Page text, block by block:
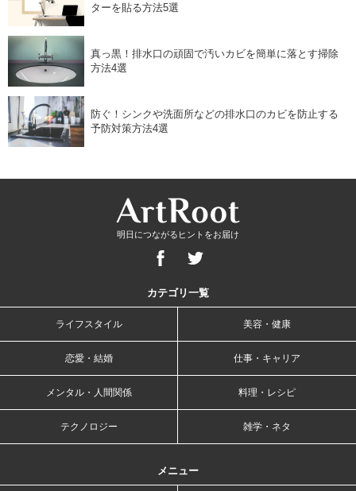
ターを貼る方法5選
真っ黒！排水口の頑固で汚いカビを簡単に落とす掃除
方法4選
防ぐ！シンクや洗面所などの排水口のカビを防止する
予防対策方法4選
明日につながるヒントをお届け
カテゴリ一覧
ライフスタイル 美容・健康
恋愛・結婚 仕事・キャリア
メンタル・人間関係 料理・レシピ
テクノロジー 雑学・ネタ
メニュー